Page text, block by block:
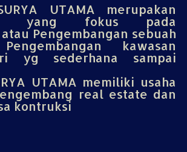
UTAMA merupakan
yang fokus pada
Pengembangan sebuah
kawasan
yg sederhana sampai
UTAMA memiliki usaha
real estate dan
kontruksi